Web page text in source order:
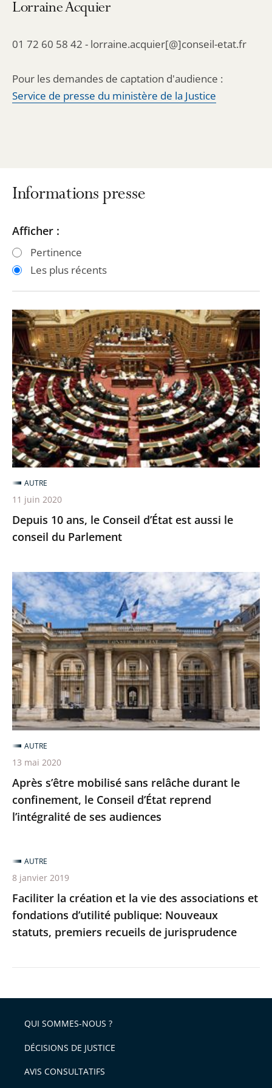
Lorraine Acquier
01 72 60 58 42 - lorraine.acquier[@]conseil-etat.fr
Pour les demandes de captation d'audience :
Service de presse du ministère de la Justice
Informations presse
Passer
les
filtres
après
Passer
les
filtres
avant
Afficher :
Pertinence
Les plus récents
Depuis
10
ans,
le
Conseil
d’État
est
aussi
le
conseil
du
Parlement
Depuis 10 ans, le Conseil d’État est aussi le
conseil du Parlement
AUTRE
11 juin 2020
Après
s’être
mobilisé
sans
relâche
durant
le
confinement,
le
Conseil
d’État
reprend
l’intégralité
de
ses
Après s’être mobilisé sans relâche durant le
confinement, le Conseil d’État reprend
l’intégralité de ses audiences
AUTRE
13 mai 2020
Faciliter la création et la vie des associations et
fondations d’utilité publique: Nouveaux
statuts, premiers recueils de jurisprudence
AUTRE
8 janvier 2019
QUI SOMMES-NOUS ?
DÉCISIONS DE JUSTICE
AVIS CONSULTATIFS